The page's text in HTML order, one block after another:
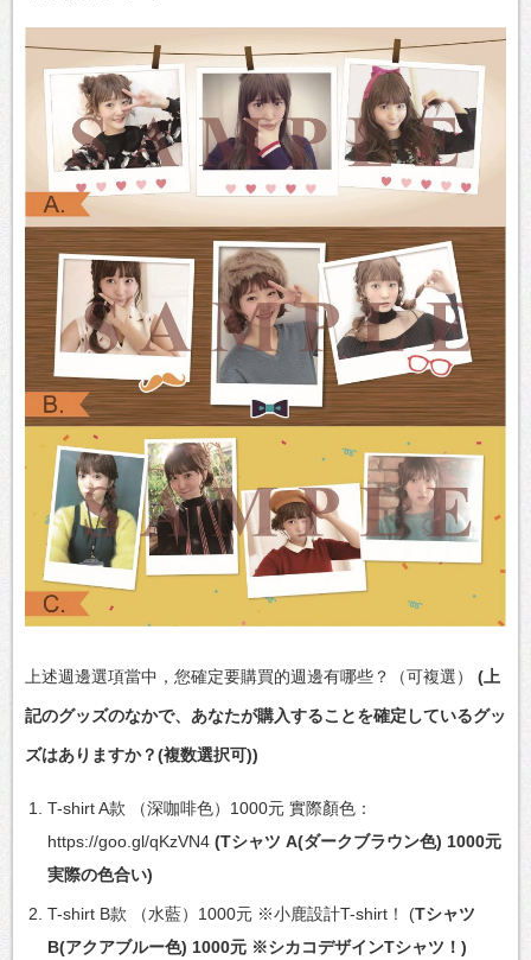
上述週邊選項當中，您確定要購買的週邊有哪些？（可複選） (上
記のグッズのなかで、あなたが購入することを確定しているグッ
ズはありますか？(複数選択可))
T-shirt A款 （深咖啡色）1000元 實際顏色：
https://goo.gl/qKzVN4 (Tシャツ A(ダークブラウン色) 1000元
実際の色合い)
T-shirt B款 （水藍）1000元 ※小鹿設計T-shirt！ (Tシャツ
B(アクアブルー色) 1000元 ※シカコデザインTシャツ！)